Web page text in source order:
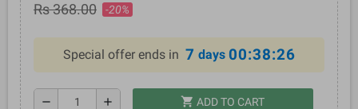
Rs 368.00 -20%
Special offer ends in 7 days 00:38:26
remove add shopping_cart ADD TO CART